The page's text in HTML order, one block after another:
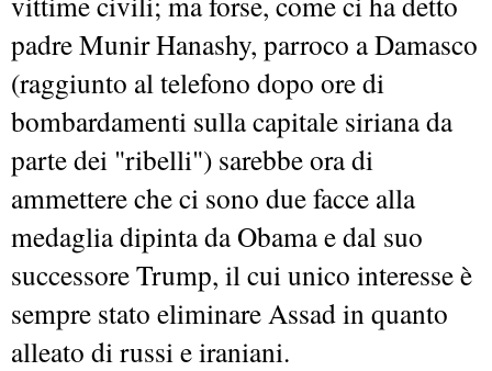
padre Munir Hanashy, parroco a Damasco
(raggiunto al telefono dopo ore di
bombardamenti sulla capitale siriana da
parte dei "ribelli") sarebbe ora di
ammettere che ci sono due facce alla
medaglia dipinta da Obama e dal suo
successore Trump, il cui unico interesse è
sempre stato eliminare Assad in quanto
alleato di russi e iraniani.